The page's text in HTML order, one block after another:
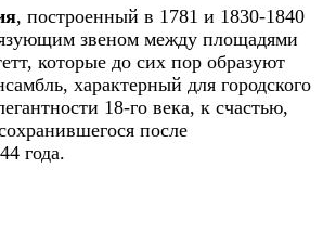
, построенный в 1781 и 1830-1840
звеном между площадями
которые до сих пор образуют
характерный для городского
18-го века, к счастью,
после
года.